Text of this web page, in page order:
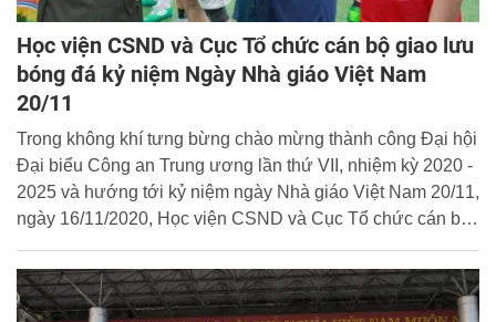
Học viện CSND và Cục Tổ chức cán bộ giao lưu
bóng đá kỷ niệm Ngày Nhà giáo Việt Nam
20/11
Trong không khí tưng bừng chào mừng thành công Đại hội
Đại biểu Công an Trung ương lần thứ VII, nhiệm kỳ 2020 -
2025 và hướng tới kỷ niệm ngày Nhà giáo Việt Nam 20/11,
ngày 16/11/2020, Học viện CSND và Cục Tổ chức cán bộ
bóng đá giao lưu kết nối giữa cán bộ, chiến sĩ hai đơn vị.